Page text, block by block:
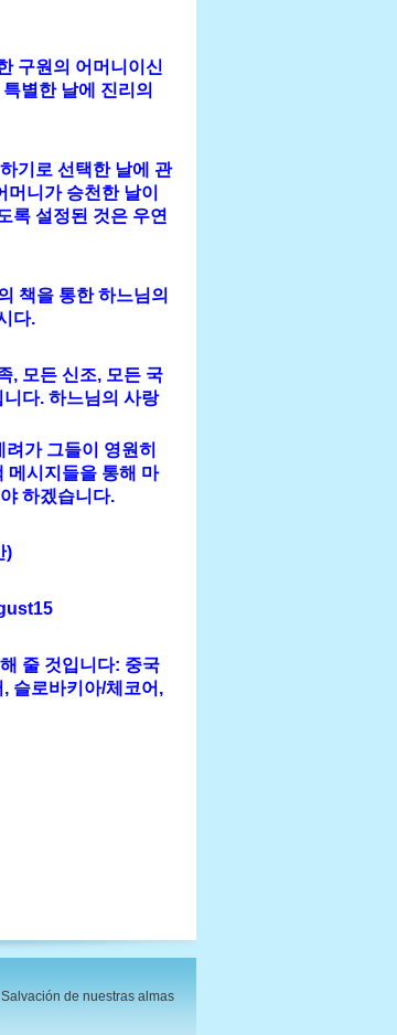
구원의 어머니이신
별한 날에 진리의
기로 선택한 날에 관
니가 승천한 날이
록 설정된 것은 우연
책을 통한 하느님의
다.
, 모든 신조, 모든 국
다. 하느님의 사랑
가 그들이 영원히
메시지들을 통해 마
하겠습니다.
)
줄 것입니다: 중국
슬로바키아/체코어,
de nuestras almas